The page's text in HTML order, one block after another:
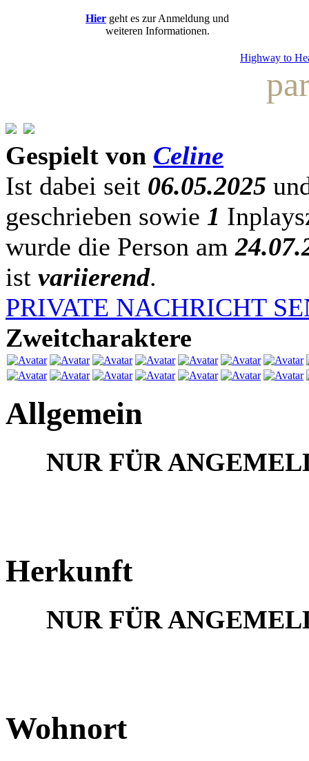
Hier geht es zur Anmeldung und
weiteren Informationen.
Highway to
Gespielt von Celine
Ist dabei seit 06.05.2025
geschrieben sowie 1
wurde die Person am
ist variierend.
PRIVATE NACHRICHT
Zweitcharaktere
Allgemein
NUR FÜR
Herkunft
NUR FÜR
Wohnort